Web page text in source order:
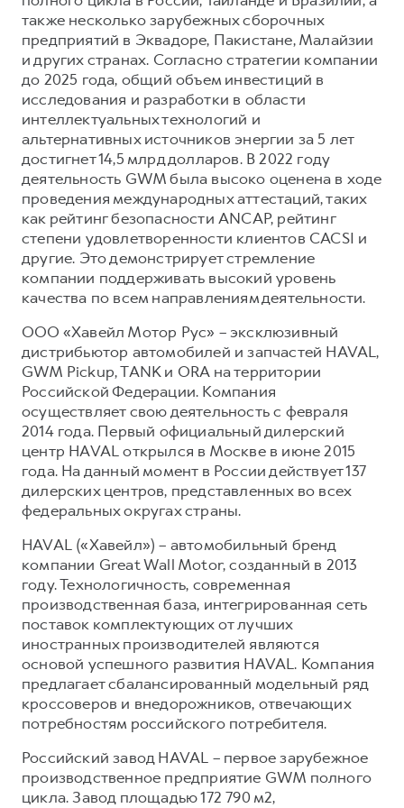
также несколько зарубежных сборочных
предприятий в Эквадоре, Пакистане, Малайзии
и других странах. Согласно стратегии компании
до 2025 года, общий объем инвестиций в
исследования и разработки в области
интеллектуальных технологий и
альтернативных источников энергии за 5 лет
достигнет 14,5 млрд долларов. В 2022 году
деятельность GWM была высоко оценена в ходе
проведения международных аттестаций, таких
как рейтинг безопасности ANCAP, рейтинг
степени удовлетворенности клиентов CACSI и
другие. Это демонстрирует стремление
компании поддерживать высокий уровень
качества по всем направлениям деятельности.
ООО «Хавейл Мотор Рус» – эксклюзивный
дистрибьютор автомобилей и запчастей HAVAL,
GWM Pickup, TANK и ORA на территории
Российской Федерации. Компания
осуществляет свою деятельность с февраля
2014 года. Первый официальный дилерский
центр HAVAL открылся в Москве в июне 2015
года. На данный момент в России действует 137
дилерских центров, представленных во всех
федеральных округах страны.
HAVAL («Хавейл») – автомобильный бренд
компании Great Wall Motor, созданный в 2013
году. Технологичность, современная
производственная база, интегрированная сеть
поставок комплектующих от лучших
иностранных производителей являются
основой успешного развития HAVAL. Компания
предлагает сбалансированный модельный ряд
кроссоверов и внедорожников, отвечающих
потребностям российского потребителя.
Российский завод HAVAL – первое зарубежное
производственное предприятие GWM полного
цикла. Завод площадью 172 790 м2,